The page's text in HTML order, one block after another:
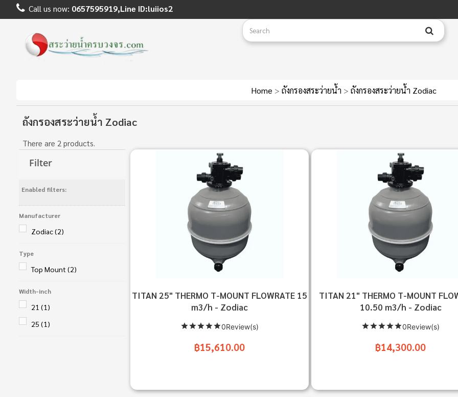
Call us now: 0657595919,Line ID:luiios2
Home > ถังกรองสระว่ายน้ำ > ถังกรองสระว่ายน้ำ Zodiac
ถังกรองสระว่ายน้ำ Zodiac
There are 2 products.
Filter
Enabled filters:
Manufacturer
Zodiac(2)
Type
Top Mount (2)
Width-inch
21 (1)
25 (1)
TITAN 25" THERMO T-MOUNT FLOWRATE 15
m3/h - Zodiac
0Review(s)
฿15,610.00
TITAN 21" THERMO T-MOUNT
10.50 m3/h - Zodiac
0Review(s)
฿14,300.00